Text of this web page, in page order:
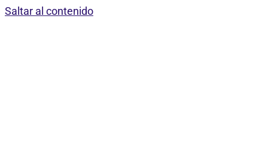
Saltar al contenido